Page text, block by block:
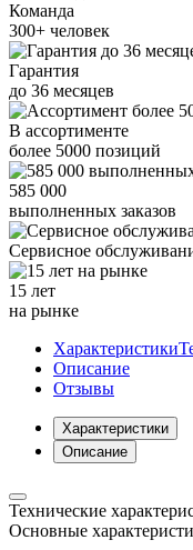
Команда
300+ человек
Гарантия
до 36 месяцев
В ассортименте
более 5000 позиций
585 000
выполненных заказов
Сервисное
15 лет
на рынке
Характеристики
Описание
Отзывы
Характеристики
Описание
Технические
Основные